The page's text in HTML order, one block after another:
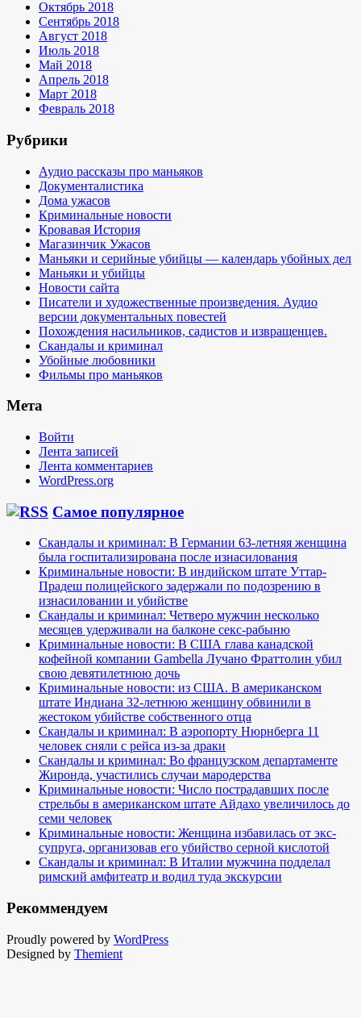
Октябрь 2018
Сентябрь 2018
Август 2018
Июль 2018
Май 2018
Апрель 2018
Март 2018
Февраль 2018
Рубрики
Аудио рассказы про маньяков
Документалистика
Дома ужасов
Криминальные новости
Кровавая История
Магазинчик Ужасов
Маньяки и серийные убийцы — календарь убойных дел
Маньяки и убийцы
Новости сайта
Писатели и художественные произведения. Аудио
версии документальных повестей
Похождения насильников, садистов и извращенцев.
Скандалы и криминал
Убойные любовники
Фильмы про маньяков
Мета
Войти
Лента записей
Лента комментариев
WordPress.org
Самое популярное
Скандалы и криминал: В Германии 63-летняя женщина
была госпитализирована после изнасилования
Криминальные новости: В индийском штате Уттар-
Прадеш полицейского задержали по подозрению в
изнасиловании и убийстве
Скандалы и криминал: Четверо мужчин несколько
месяцев удерживали на балконе секс-рабыню
Криминальные новости: В США глава канадской
кофейной компании Gambella Лучано Фраттолин убил
свою девятилетнюю дочь
Криминальные новости: из США. В американском
штате Индиана 32-летнюю женщину обвинили в
жестоком убийстве собственного отца
Скандалы и криминал: В аэропорту Нюрнберга 11
человек сняли с рейса из-за драки
Скандалы и криминал: Во французском департаменте
Жиронда, участились случаи мародерства
Криминальные новости: Число пострадавших после
стрельбы в американском штате Айдахо увеличилось до
семи человек
Криминальные новости: Женщина избавилась от экс-
супруга, организовав его убийство серной кислотой
Скандалы и криминал: В Италии мужчина подделал
римский амфитеатр и водил туда экскурсии
Рекоммендуем
Proudly powered by WordPress
Designed by Themient